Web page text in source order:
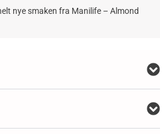
nye smaken fra Manilife – Almond